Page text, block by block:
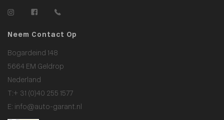
Neem Contact Op
Bogardeind 148
5664 EM Geldrop
Nederland
T:+ 31 (0)40 255 1577
E: info@auto-garant.nl